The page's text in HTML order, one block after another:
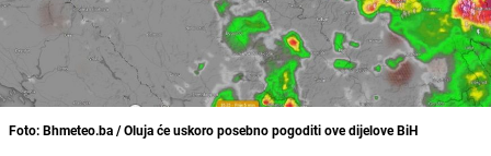
Foto: Bhmeteo.ba / Oluja će uskoro posebno pogoditi ove dijelove BiH